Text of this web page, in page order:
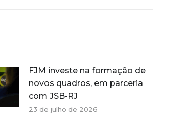
FJM investe na formação de
novos quadros, em parceria
com JSB-RJ
23 de julho de 2026